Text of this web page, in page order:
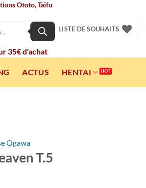
Ototo, Taïfu
35€ d'achat
LISTE DE SOUHAITS
ACTUS HENTAI
Ogawa
T.5